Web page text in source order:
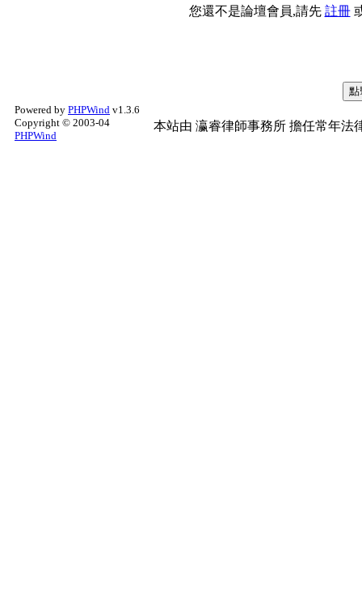
您還不是論壇會員,請先 註冊
Powered by PHPWind v1.3.6
Copyright © 2003-04
PHPWind
本站由 瀛睿律師事務所 擔任常年法